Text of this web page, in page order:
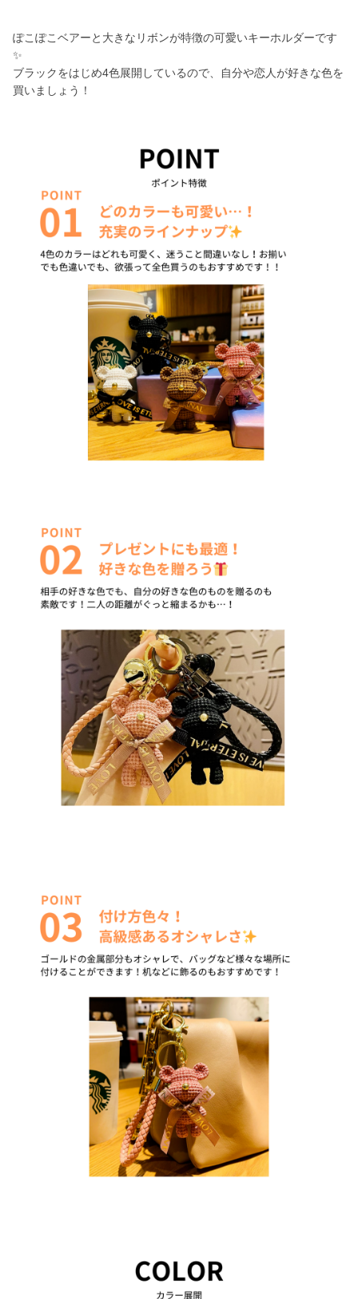
ぽこぽこベアーと大きなリボンが特徴の可愛いキーホルダーです
✨
ブラックをはじめ4色展開しているので、自分や恋人が好きな色を
買いましょう！